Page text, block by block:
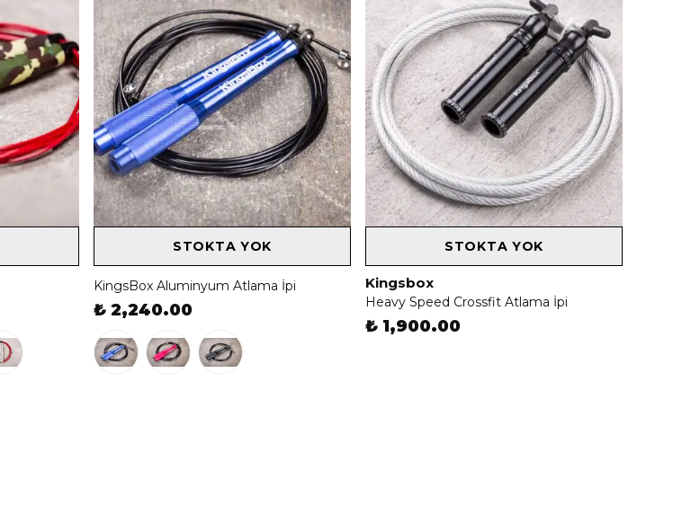
STOKTA YOK
KingsBox Aluminyum Atlama İpi
₺ 2,240.00
STOKTA YOK
Kingsbox
Heavy Speed Crossfit Atlama İpi
₺ 1,900.00